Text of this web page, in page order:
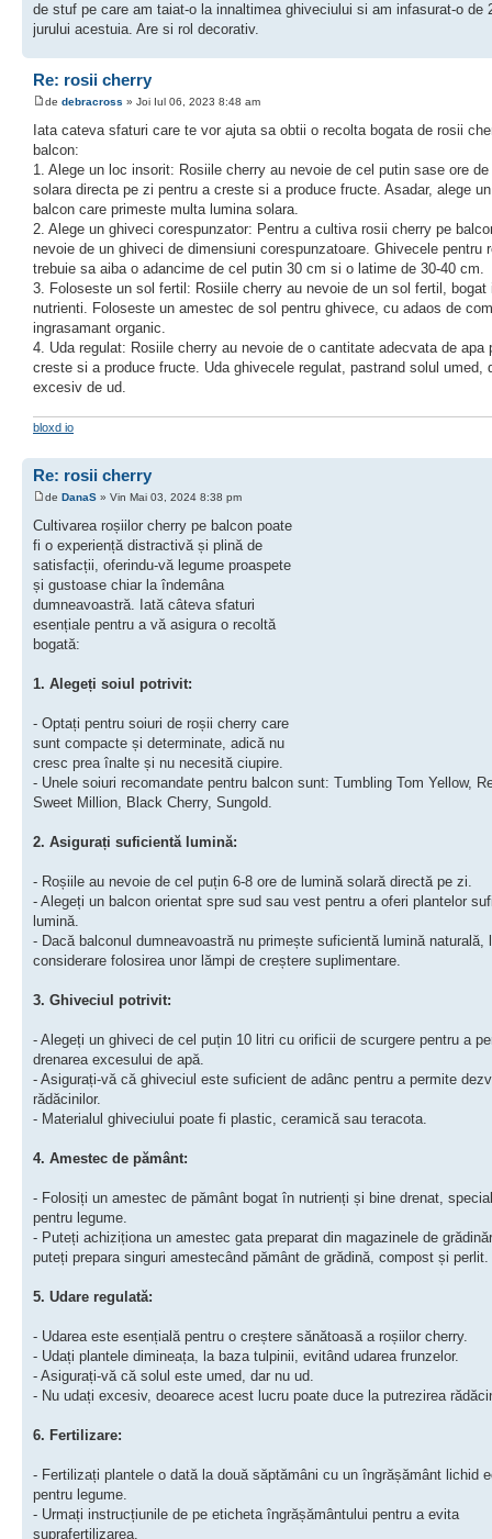
de stuf pe care am taiat-o la innaltimea ghiveciului si am infasurat-o de
jurului acestuia. Are si rol decorativ.
Re: rosii cherry
de debracross » Joi Iul 06, 2023 8:48 am
Iata cateva sfaturi care te vor ajuta sa obtii o recolta bogata de rosii
balcon:
1. Alege un loc insorit: Rosiile cherry au nevoie de cel putin sase ore de
solara directa pe zi pentru a creste si a produce fructe. Asadar, alege
balcon care primeste multa lumina solara.
2. Alege un ghiveci corespunzator: Pentru a cultiva rosii cherry pe
nevoie de un ghiveci de dimensiuni corespunzatoare. Ghivecele pentru
trebuie sa aiba o adancime de cel putin 30 cm si o latime de 30-40 cm.
3. Foloseste un sol fertil: Rosiile cherry au nevoie de un sol fertil, bogat
nutrienti. Foloseste un amestec de sol pentru ghivece, cu adaos de
ingrasamant organic.
4. Uda regulat: Rosiile cherry au nevoie de o cantitate adecvata de apa
creste si a produce fructe. Uda ghivecele regulat, pastrand solul umed,
excesiv de ud.
bloxd io
Re: rosii cherry
de DanaS » Vin Mai 03, 2024 8:38 pm
Cultivarea roșiilor cherry pe balcon poate
fi o experiență distractivă și plină de
satisfacții, oferindu-vă legume proaspete
și gustoase chiar la îndemâna
dumneavoastră. Iată câteva sfaturi
esențiale pentru a vă asigura o recoltă
bogată:
1. Alegeți soiul potrivit:
- Optați pentru soiuri de roșii cherry care
sunt compacte și determinate, adică nu
cresc prea înalte și nu necesită ciupire.
- Unele soiuri recomandate pentru balcon sunt: Tumbling Tom Yellow,
Sweet Million, Black Cherry, Sungold.
2. Asigurați suficientă lumină:
- Roșiile au nevoie de cel puțin 6-8 ore de lumină solară directă pe zi.
- Alegeți un balcon orientat spre sud sau vest pentru a oferi plantelor
lumină.
- Dacă balconul dumneavoastră nu primește suficientă lumină naturală,
considerare folosirea unor lămpi de creștere suplimentare.
3. Ghiveciul potrivit:
- Alegeți un ghiveci de cel puțin 10 litri cu orificii de scurgere pentru a
drenarea excesului de apă.
- Asigurați-vă că ghiveciul este suficient de adânc pentru a permite
rădăcinilor.
- Materialul ghiveciului poate fi plastic, ceramică sau teracota.
4. Amestec de pământ:
- Folosiți un amestec de pământ bogat în nutrienți și bine drenat,
pentru legume.
- Puteți achiziționa un amestec gata preparat din magazinele de
puteți prepara singuri amestecând pământ de grădină, compost și perlit.
5. Udare regulată:
- Udarea este esențială pentru o creștere sănătoasă a roșiilor cherry.
- Udați plantele dimineața, la baza tulpinii, evitând udarea frunzelor.
- Asigurați-vă că solul este umed, dar nu ud.
- Nu udați excesiv, deoarece acest lucru poate duce la putrezirea
6. Fertilizare:
- Fertilizați plantele o dată la două săptămâni cu un îngrășământ lichid
pentru legume.
- Urmați instrucțiunile de pe eticheta îngrășământului pentru a evita
suprafertilizarea.